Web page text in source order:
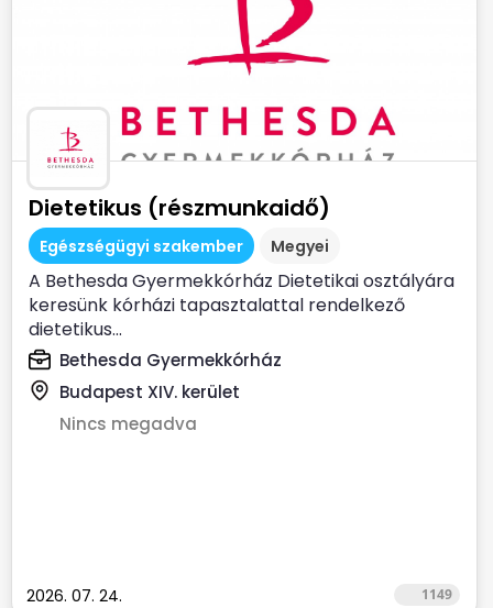
Dietetikus (részmunkaidő)
Egészségügyi szakember Megyei
A Bethesda Gyermekkórház Dietetikai osztályára
keresünk kórházi tapasztalattal rendelkező
dietetikus...
Bethesda Gyermekkórház
Budapest XIV. kerület
Nincs megadva
2026. 07. 24. 1149